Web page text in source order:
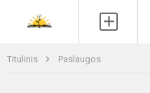
Titulinis Paslaugos